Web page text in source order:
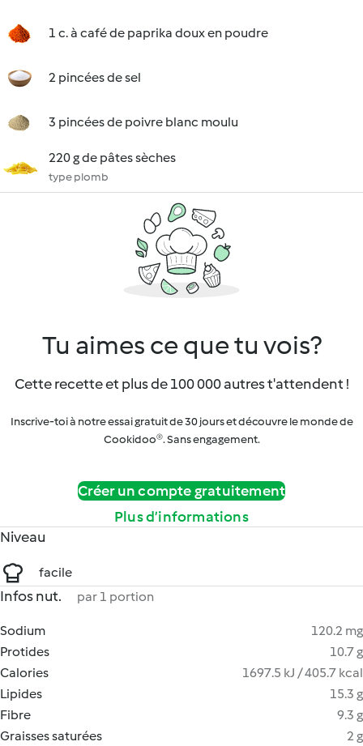
1 c. à café de paprika doux en poudre
2 pincées de sel
3 pincées de poivre blanc moulu
220 g de pâtes sèches
type plomb
Tu aimes ce que tu vois?
Cette recette et plus de 100 000 autres t'attendent !
Inscrive-toi à notre essai gratuit de 30 jours et découvre le monde de
Cookidoo®. Sans engagement.
Créer un compte gratuitement
Plus d’informations
Niveau
facile
Infos nut. par 1 portion
Sodium
120.2 mg
Protides
10.7 g
Calories
1697.5 kJ / 405.7 kcal
Lipides
15.3 g
Fibre
9.3 g
Graisses saturées
2 g